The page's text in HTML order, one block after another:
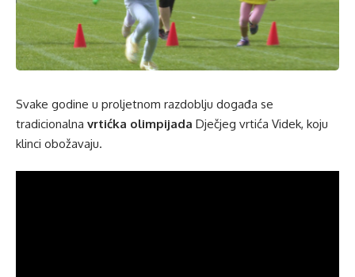
Svake godine u proljetnom razdoblju događa se
tradicionalna vrtićka olimpijada Dječjeg vrtića Videk, koju
klinci obožavaju.